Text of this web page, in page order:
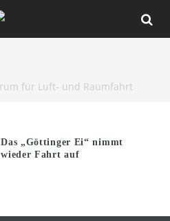
für Luft- und Raumfahrt
Das „Göttinger Ei“ nimmt
wieder Fahrt auf